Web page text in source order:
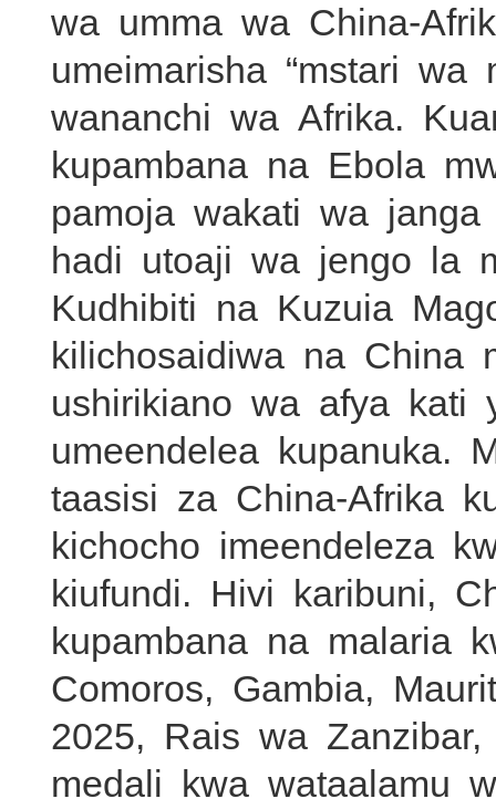
wa umma wa China-
umeimarisha “mstari
wananchi wa Afrika.
kupambana na Ebola
pamoja wakati wa
hadi utoaji wa jengo la
Kudhibiti na Kuzuia
kilichosaidiwa na
ushirikiano wa afya
umeendelea kupanuka.
taasisi za China-Afrika
kichocho imeendeleza
kiufundi. Hivi karibuni,
kupambana na malaria
Comoros, Gambia,
2025, Rais wa
medali kwa wataalamu